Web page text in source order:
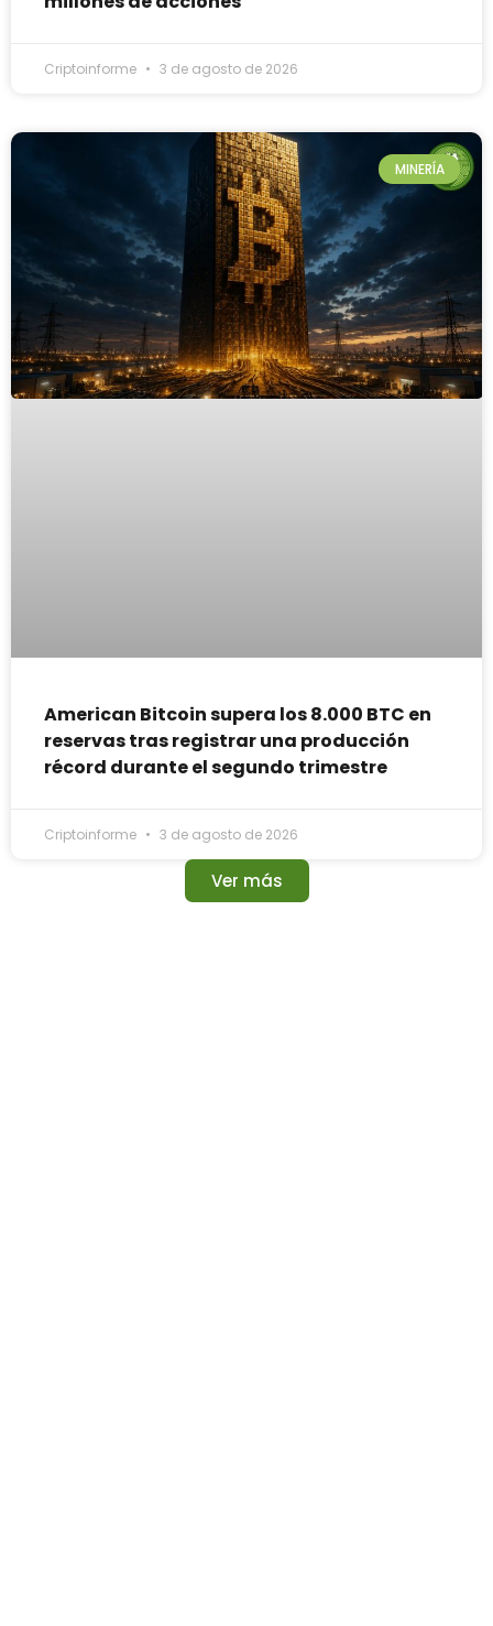
Criptoinforme 3 de agosto de 2026
MINERÍA
American Bitcoin supera los 8.000 BTC en
reservas tras registrar una producción
récord durante el segundo trimestre
Criptoinforme 3 de agosto de 2026
Ver más